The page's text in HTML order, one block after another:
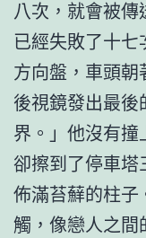
八次，就會被傳
已經失敗了十
方向盤，車頭朝
後視鏡發出最
界。」他沒有
卻擦到了停車塔
佈滿苔蘚的柱子
觸，像戀人之間